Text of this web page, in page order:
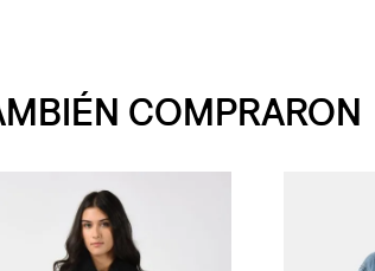
COMPRARON